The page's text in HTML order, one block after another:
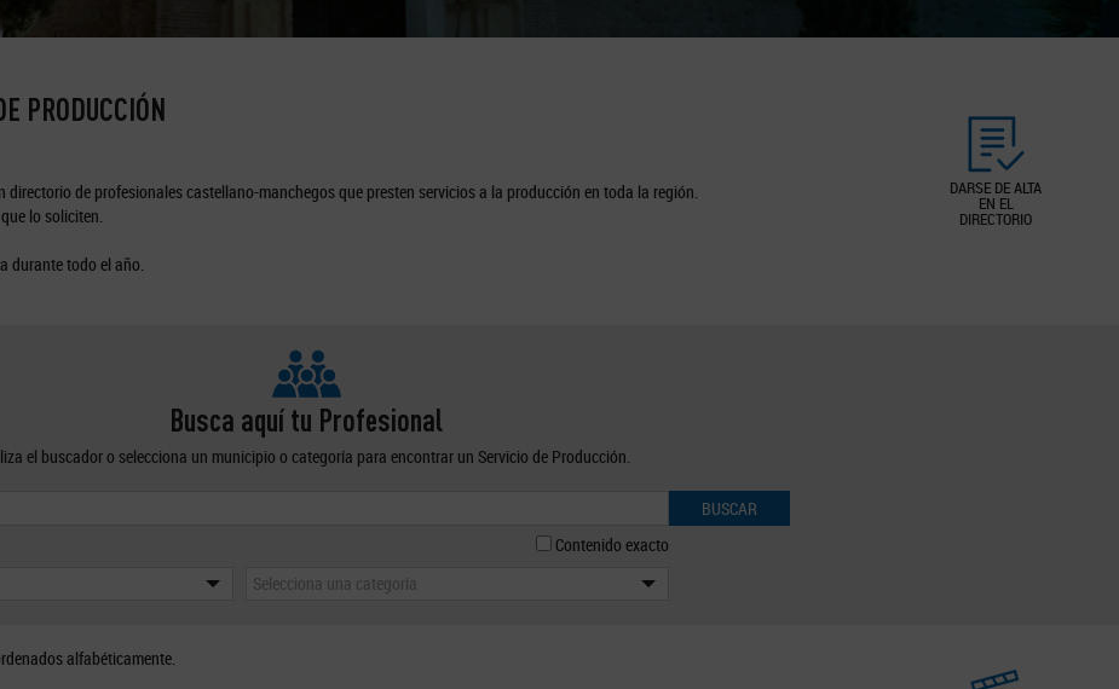
DARSE DE ALTA
EN EL
DIRECTORIO
PRODUCCIÓN
directorio de profesionales castellano-manchegos que presten servicios a la producción en toda la región.
lo soliciten.
durante todo el año.
Busca aquí tu Profesional
el buscador o selecciona un municipio o categoría para encontrar un Servicio de Producción.
BUSCAR
Contenido exacto
Selecciona una categoría
alfabéticamente.